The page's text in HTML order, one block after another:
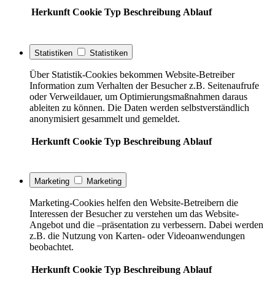
Herkunft Cookie Typ Beschreibung Ablauf
Statistiken Statistiken
Über Statistik-Cookies bekommen Website-Betreiber
Information zum Verhalten der Besucher z.B. Seitenaufrufe
oder Verweildauer, um Optimierungsmaßnahmen daraus
ableiten zu können. Die Daten werden selbstverständlich
anonymisiert gesammelt und gemeldet.
Herkunft Cookie Typ Beschreibung Ablauf
Marketing Marketing
Marketing-Cookies helfen den Website-Betreibern die
Interessen der Besucher zu verstehen um das Website-
Angebot und die –präsentation zu verbessern. Dabei werden
z.B. die Nutzung von Karten- oder Videoanwendungen
beobachtet.
Herkunft Cookie Typ Beschreibung Ablauf